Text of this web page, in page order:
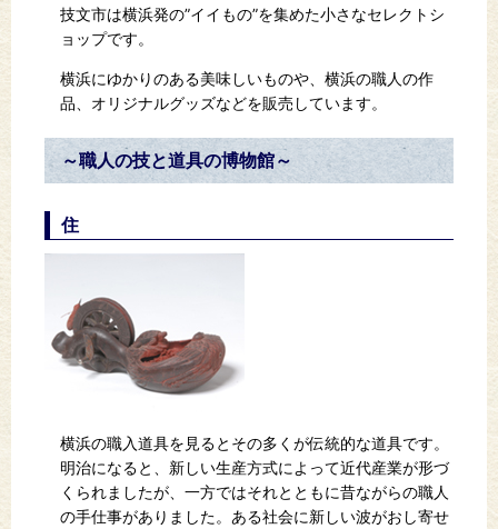
技文市は横浜発の”イイもの”を集めた小さなセレクトシ
ョップです。
横浜にゆかりのある美味しいものや、横浜の職人の作
品、オリジナルグッズなどを販売しています。
～職人の技と道具の博物館～
住
横浜の職入道具を見るとその多くが伝統的な道具です。
明治になると、新しい生産方式によって近代産業が形づ
くられましたが、一方ではそれとともに昔ながらの職人
の手仕事がありました。ある社会に新しい波がおし寄せ